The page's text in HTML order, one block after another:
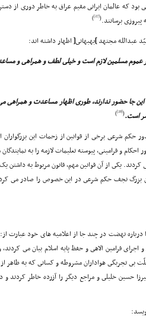
که عالمان ایرانى مقیم عراق به خاطر دورى از
برسانند.(
[27]
)
عبدالله مجتهد]بهبهانى[ اظهار داشته اند:
عموم مسلمین لازم است و خیلى لطف و همراهى و
جا حضور ندارند، طورى اظهار مساعدت و همراهى
است.(
[28]
)
شرعى برخى از قوانین از زحمات این
احکام و فرامینى، پیوسته تعلیمات لازمه را به
کردند. یکى از آن قوانین مهم، قانون مربوط به
بزرگ نجف حکم شرعى در این خصوص را صادر مى
نهضت در چند جا از اعلامیه هاى خود عبارت
فرامین الاهى و حفظ پایه اسلام بیان مى
بى تجربگى هواداران مشروطه و کسانى که به ظاهر
حسین خلیلى و مراجع دیگر را آزرده خاطر کردند